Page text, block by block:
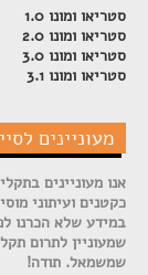
סטריאו ומונו 1.0
סטריאו ומונו 2.0
סטריאו ומונו 3.0
סטריאו ומונו 3.1
מעוניינים
אנו מעוניינים
כקטנים ועיתוני
במידע שלא הכרנו
שמעוניין לתרום
שמשמאל. תודה!